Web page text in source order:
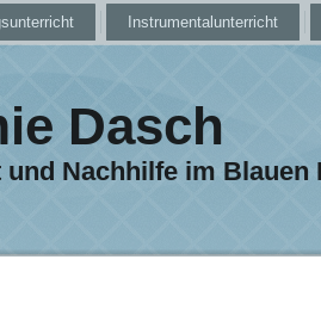
Instrumentalunterricht
Dasch
Nachhilfe im Blauen